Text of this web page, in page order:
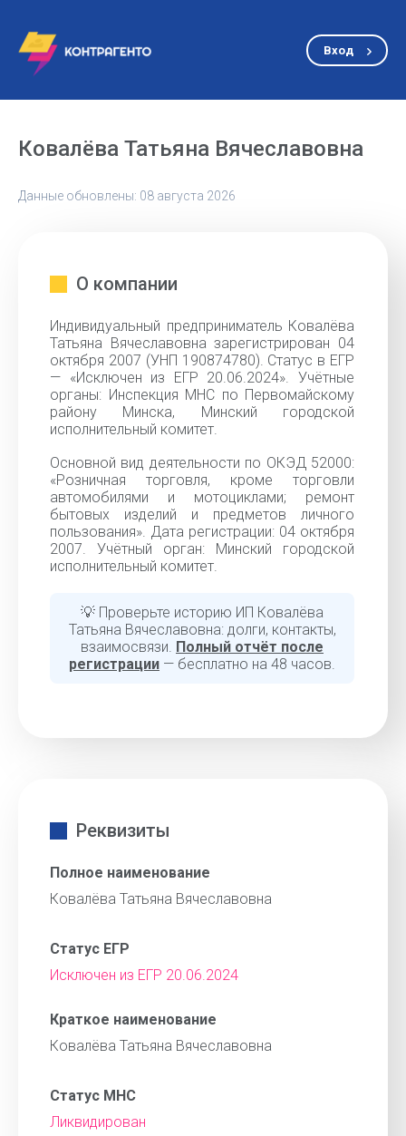
Вход
Ковалёва Татьяна Вячеславовна
Данные обновлены: 08 августа 2026
О компании
Индивидуальный предприниматель Ковалёва
Татьяна Вячеславовна зарегистрирован 04
октября 2007 (УНП 190874780). Статус в ЕГР
— «Исключен из ЕГР 20.06.2024». Учётные
органы: Инспекция МНС по Первомайскому
району Минска, Минский городской
исполнительный комитет.
Основной вид деятельности по ОКЭД 52000:
«Розничная торговля, кроме торговли
автомобилями и мотоциклами; ремонт
бытовых изделий и предметов личного
пользования». Дата регистрации: 04 октября
2007. Учётный орган: Минский городской
исполнительный комитет.
💡 Проверьте историю ИП Ковалёва
Татьяна Вячеславовна: долги, контакты,
взаимосвязи. Полный отчёт после
регистрации — бесплатно на 48 часов.
Реквизиты
Полное наименование
Ковалёва Татьяна Вячеславовна
Статус ЕГР
Исключен из ЕГР 20.06.2024
Краткое наименование
Ковалёва Татьяна Вячеславовна
Статус МНС
Ликвидирован